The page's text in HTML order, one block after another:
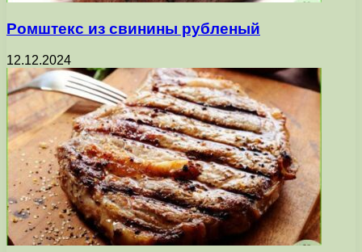
Ромштекс из свинины рубленый
12.12.2024